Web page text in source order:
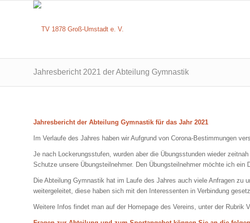
Jahresbericht 2021 der Abteilung Gymnastik
Jahresbericht der Abteilung Gymnastik für das Jahr 2021
Im Verlaufe des Jahres haben wir Aufgrund von Corona-Bestimmungen
Je nach Lockerungsstufen, wurden aber die Übungsstunden wieder
Schutze unsere Übungsteilnehmer. Den Übungsteilnehmer möchte ich
Die Abteilung Gymnastik hat im Laufe des Jahres auch viele Anfragen zu
weitergeleitet, diese haben sich mit den Interessenten in Verbindung
Weitere Infos findet man auf der Homepage des Vereins, unter der